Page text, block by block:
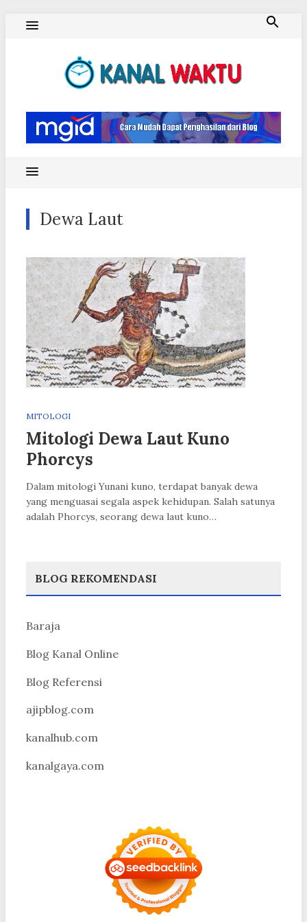
Dewa Laut
MITOLOGI
Mitologi Dewa Laut Kuno
Phorcys
Dalam mitologi Yunani kuno, terdapat banyak dewa
yang menguasai segala aspek kehidupan. Salah satunya
adalah Phorcys, seorang dewa laut kuno…
BLOG REKOMENDASI
Baraja
Blog Kanal Online
Blog Referensi
ajipblog.com
kanalhub.com
kanalgaya.com